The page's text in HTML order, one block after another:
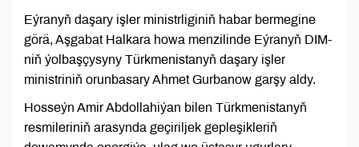
Eýranyň daşary işler ministrliginiň habar bermegine
görä, Aşgabat Halkara howa menzilinde Eýranyň DIM-
niň ýolbaşçysyny Türkmenistanyň daşary işler
ministriniň orunbasary Ahmet Gurbanow garşy aldy.
Hosseýn Amir Abdollahiýan bilen Türkmenistanyň
resmileriniň arasynda geçiriljek gepleşikleriň